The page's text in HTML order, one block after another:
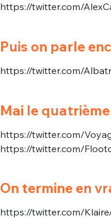
https://twitter.com/
Puis on parle
https://twitter.com/
Mai le
https://twitter.com/
https://twitter.com/
On termine en
https://twitter.com/